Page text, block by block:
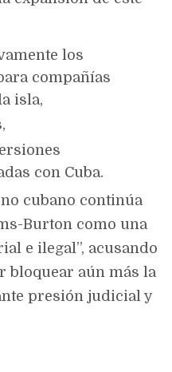
los
compañías
isla,
con Cuba.
cubano continúa
Burton como una
e ilegal”, acusando
bloquear aún más la
presión judicial y